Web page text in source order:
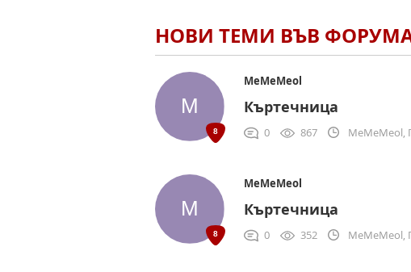
НОВИ ТЕМИ ВЪВ
MeMeMeol
Къртечница
0 867 MeMeMeol,
MeMeMeol
Къртечница
0 352 MeMeMeol,